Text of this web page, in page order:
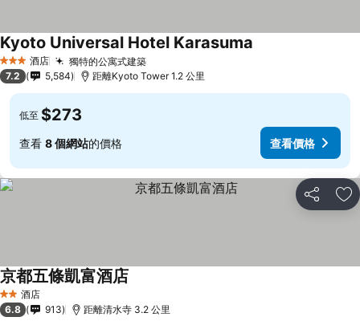
3 星級 酒店 獨特的公寓式建築
Kyoto Universal Hotel Karasuma
7.2 5,584 距離Kyoto Tower 1.2 公里
低至 $273
查看 8 個網站的價格 查看價格
分享 放
2 星級酒店
京都五條凱富酒店
6.8 913 距離清水寺 3.2 公里